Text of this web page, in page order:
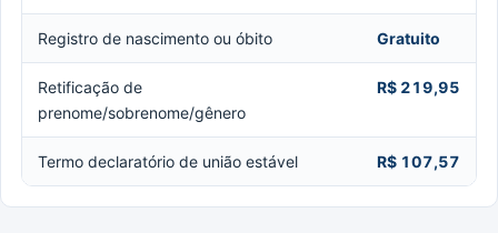
Registro de nascimento ou óbito Gratuito
Retificação de
prenome/sobrenome/gênero
R$ 219,95
Termo declaratório de união estável R$ 107,57